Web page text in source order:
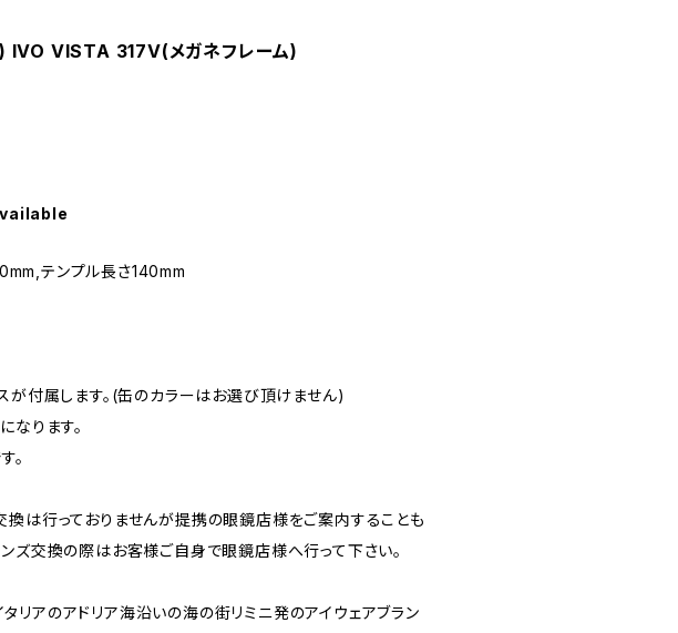
IVO VISTA 317V(メガネフレーム)
テンプル長さ140mm
が付属します。(缶のカラーはお選び頂けません)
なります。
。
は行っておりませんが提携の眼鏡店様をご案内することも
ズ交換の際はお客様ご自身で眼鏡店様へ行って下さい。
リアのアドリア海沿いの海の街リミニ発のアイウェアブラン